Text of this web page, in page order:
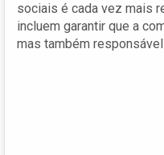
sociais é cada vez mais
incluem garantir que a
mas também